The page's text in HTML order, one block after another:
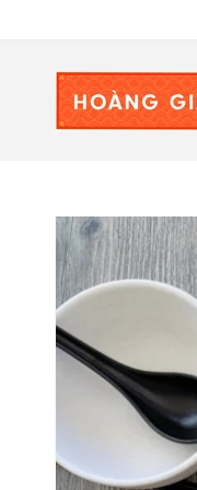
Skip to
product
information